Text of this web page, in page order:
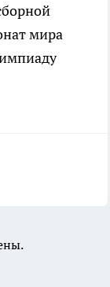
мира